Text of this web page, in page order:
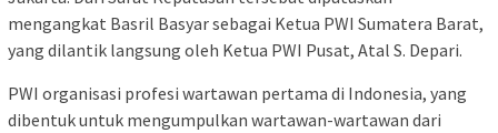
mengangkat Basril Basyar sebagai Ketua PWI Sumatera Barat,
yang dilantik langsung oleh Ketua PWI Pusat, Atal S. Depari.
PWI organisasi profesi wartawan pertama di Indonesia, yang
dibentuk untuk mengumpulkan wartawan-wartawan dari